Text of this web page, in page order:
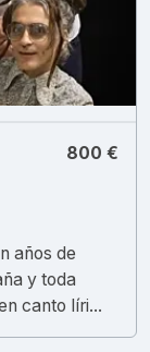
800 €
años de
y toda
canto líri...